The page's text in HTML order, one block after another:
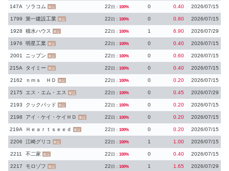
147A ソラコム 東証 22 日： 100% 0 0.40 2026/07/15
1799 第一建設工業 東証 22 日： 100% 0 0.80 2026/07/15
1928 積水ハウス 東証 22 日： 100% 1 6.90 2026/07/29
1976 明星工業 東証 22 日： 100% 0 0.40 2026/07/15
2001 ニップン 東証 22 日： 100% 0 0.60 2026/07/15
215A タイミー 東証 22 日： 100% 0 0.40 2026/07/15
2162 ｎｍｓ ＨＤ 東証 22 日： 100% 0 0.20 2026/07/15
2175 エス・エム・エス 東証 22 日： 100% 0 0.45 2026/07/29
2193 クックパッド 東証 22 日： 100% 0 0.20 2026/07/15
2198 アイ・ケイ・ケイＨＤ 東証 22 日： 100% 0 0.20 2026/07/15
219A Ｈｅａｒｔｓｅｅｄ 東証 22 日： 100% 0 0.20 2026/07/15
2206 江崎グリコ 東証 22 日： 100% 1 1.00 2026/07/15
2211 不二家 東証 22 日： 100% 0 0.40 2026/07/15
2217 モロゾフ 東証 22 日： 100% 1 1.65 2026/07/29